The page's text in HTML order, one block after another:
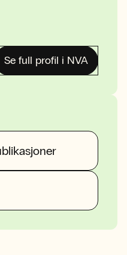
Se full profil i NVA